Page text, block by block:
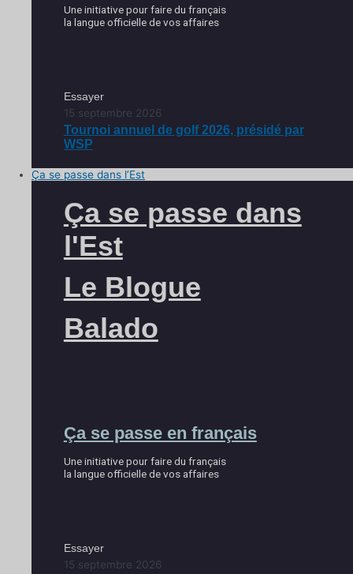
Une initiative pour faire du français
la langue officielle de vos affaires
Essayer
15 septembre 2026
Tournoi annuel de golf 2026, présidé par
WSP
Ça se passe dans l’Est
Ça se passe dans
l'Est
Le Blogue
Balado
Ça se passe en français
Une initiative pour faire du français
la langue officielle de vos affaires
Essayer
15 septembre 2026